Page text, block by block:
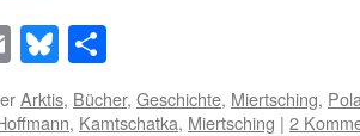
EmailBluesky
Arktis, Bücher, Geschichte, Miertsching,
, Kamtschatka, Miertsching | 2